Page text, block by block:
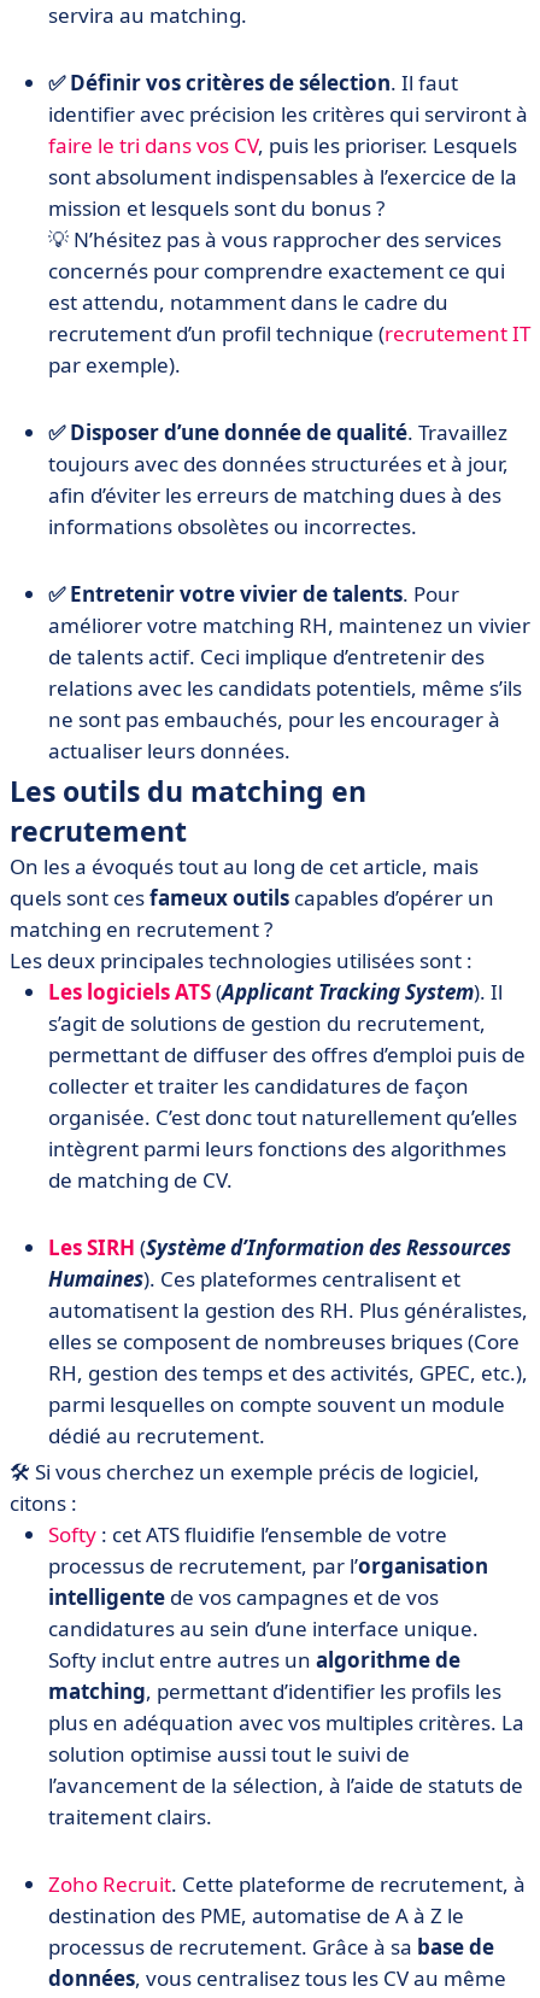
servira au matching.
✅ Définir vos critères de sélection. Il faut
identifier avec précision les critères qui serviront à
faire le tri dans vos CV, puis les prioriser. Lesquels
sont absolument indispensables à l’exercice de la
mission et lesquels sont du bonus ?
💡 N’hésitez pas à vous rapprocher des services
concernés pour comprendre exactement ce qui
est attendu, notamment dans le cadre du
recrutement d’un profil technique (recrutement IT
par exemple).
✅ Disposer d’une donnée de qualité. Travaillez
toujours avec des données structurées et à jour,
afin d’éviter les erreurs de matching dues à des
informations obsolètes ou incorrectes.
✅ Entretenir votre vivier de talents. Pour
améliorer votre matching RH, maintenez un vivier
de talents actif. Ceci implique d’entretenir des
relations avec les candidats potentiels, même s’ils
ne sont pas embauchés, pour les encourager à
actualiser leurs données.
Les outils du matching en
recrutement
On les a évoqués tout au long de cet article, mais
quels sont cesfameux outils capables d’opérer un
matching en recrutement ?
Les deux principales technologies utilisées sont :
Les logiciels ATS(Applicant Tracking System). Il
s’agit de solutions de gestion du recrutement,
permettant de diffuser des offres d’emploi puis de
collecter et traiter les candidatures de façon
organisée. C’est donc tout naturellement qu’elles
intègrent parmi leurs fonctions des algorithmes
de matching de CV.
Les SIRH (Système d’Information des Ressources
Humaines). Ces plateformes centralisent et
automatisent la gestion des RH. Plus généralistes,
elles se composent de nombreuses briques (Core
RH, gestion des temps et des activités, GPEC, etc.),
parmi lesquelles on compte souvent un module
dédié au recrutement.
🛠️ Si vous cherchez un exemple précis de logiciel,
citons :
Softy : cet ATS fluidifie l’ensemble de votre
processus de recrutement, par l’organisation
intelligente de vos campagnes et de vos
candidatures au sein d’une interface unique.
Softy inclut entre autres un algorithme de
matching, permettant d’identifier les profils les
plus en adéquation avec vos multiples critères. La
solution optimise aussi tout le suivi de
l’avancement de la sélection, à l’aide de statuts de
traitement clairs.
Zoho Recruit. Cette plateforme de recrutement, à
destination des PME, automatise de A à Z le
processus de recrutement. Grâce à sa base de
données, vous centralisez tous les CV au même